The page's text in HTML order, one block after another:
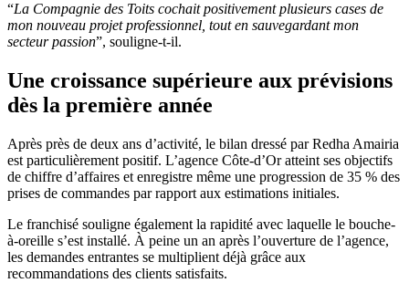
“La Compagnie des Toits cochait positivement plusieurs cases de
mon nouveau projet professionnel, tout en sauvegardant mon
secteur passion”, souligne-t-il.
Une croissance supérieure aux prévisions
dès la première année
Après près de deux ans d’activité, le bilan dressé par Redha Amairia
est particulièrement positif. L’agence Côte-d’Or atteint ses objectifs
de chiffre d’affaires et enregistre même une progression de 35 % des
prises de commandes par rapport aux estimations initiales.
Le franchisé souligne également la rapidité avec laquelle le bouche-
à-oreille s’est installé. À peine un an après l’ouverture de l’agence,
les demandes entrantes se multiplient déjà grâce aux
recommandations des clients satisfaits.